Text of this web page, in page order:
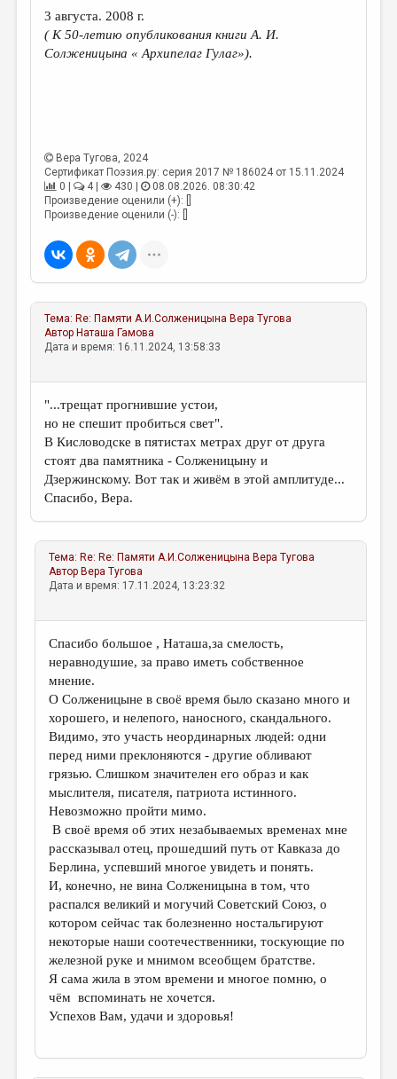
3 августа. 2008 г.
( К 50-летию опубликования книги А. И.
Солженицына « Архипелаг Гулаг»).
Вера Тугова, 2024
Сертификат Поэзия.ру: серия 2017 № 186024 от 15.11.2024
0 |
4 | 430 |
08.08.2026. 08:30:42
Произведение оценили (+): []
Произведение оценили (-): []
Тема: Re: Памяти А.И.Солженицына Вера Тугова
Автор Наташа Гамова
Дата и время: 16.11.2024, 13:58:33
"...трещат прогнившие устои,
но не спешит пробиться свет".
В Кисловодске в пятистах метрах друг от друга
стоят два памятника - Солженицыну и
Дзержинскому. Вот так и живём в этой амплитуде...
Спасибо, Вера.
Тема: Re: Re: Памяти А.И.Солженицына Вера Тугова
Автор Вера Тугова
Дата и время: 17.11.2024, 13:23:32
Спасибо большое , Наташа,за смелость,
неравнодушие, за право иметь собственное
мнение.
О Солженицыне в своё время было сказано много и
хорошего, и нелепого, наносного, скандального.
Видимо, это участь неординарных людей: одни
перед ними преклоняются - другие обливают
грязью. Слишком значителен его образ и как
мыслителя, писателя, патриота истинного.
Невозможно пройти мимо.
В своё время об этих незабываемых временах мне
рассказывал отец, прошедший путь от Кавказа до
Берлина, успевший многое увидеть и понять.
И, конечно, не вина Солженицына в том, что
распался великий и могучий Советский Союз, о
котором сейчас так болезненно ностальгируют
некоторые наши соотечественники, тоскующие по
железной руке и мнимом всеобщем братстве.
Я сама жила в этом времени и многое помню, о
чём вспоминать не хочется.
Успехов Вам, удачи и здоровья!